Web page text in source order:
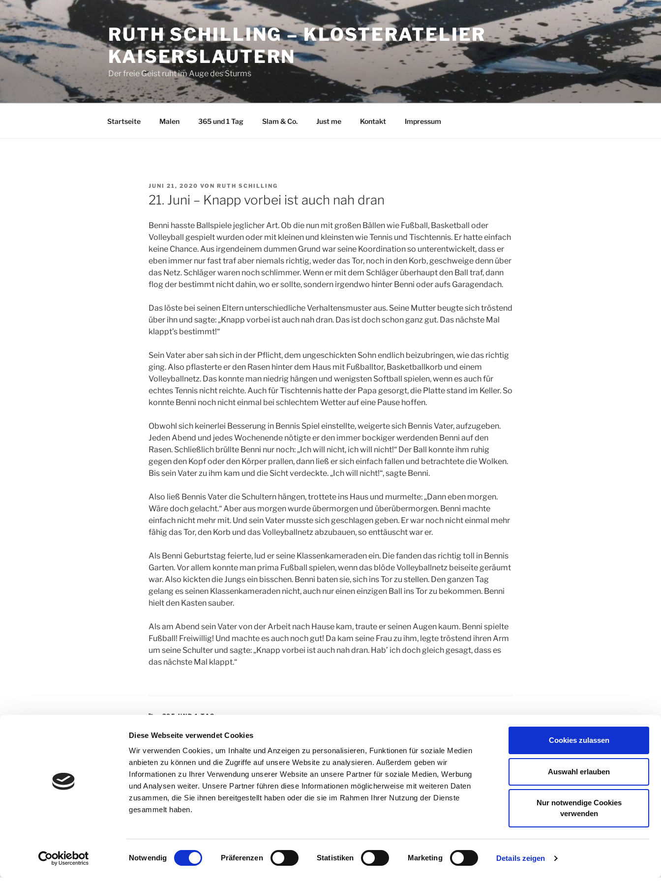
Diese Webseite verwendet Cookies
Wir verwenden Cookies, um Inhalte und Anzeigen zu personalisieren, Funktionen für soziale Medien
anbieten zu können und die Zugriffe auf unsere Website zu analysieren. Außerdem geben wir
Informationen zu Ihrer Verwendung unserer Website an unsere Partner für soziale Medien, Werbung
und Analysen weiter. Unsere Partner führen diese Informationen möglicherweise mit weiteren Daten
zusammen, die Sie ihnen bereitgestellt haben oder die sie im Rahmen Ihrer Nutzung der Dienste
gesammelt haben.
Einwilligungsauswahl
Notwendig Präferenzen Statistiken Marketing Details zeigen
Cookies zulassen
Auswahl erlauben
Nur notwendige Cookies
verwenden
Zum
Inhalt
springen
RUTH SCHILLING – KLOSTERATELIER
KAISERSLAUTERN
Der freie Geist ruht im Auge des Sturms
Startseite Malen 365 und 1 Tag Slam & Co. Just me Kontakt Impressum
VERÖFFENTLICHT
AM
JUNI 21, 2020 VON RUTH SCHILLING
21. Juni – Knapp vorbei ist auch nah dran
Benni hasste Ballspiele jeglicher Art. Ob die nun mit großen Bällen wie Fußball, Basketball oder
Volleyball gespielt wurden oder mit kleinen und kleinsten wie Tennis und Tischtennis. Er hatte einfach
keine Chance. Aus irgendeinem dummen Grund war seine Koordination so unterentwickelt, dass er
eben immer nur fast traf aber niemals richtig, weder das Tor, noch in den Korb, geschweige denn über
das Netz. Schläger waren noch schlimmer. Wenn er mit dem Schläger überhaupt den Ball traf, dann
flog der bestimmt nicht dahin, wo er sollte, sondern irgendwo hinter Benni oder aufs Garagendach.
Das löste bei seinen Eltern unterschiedliche Verhaltensmuster aus. Seine Mutter beugte sich tröstend
über ihn und sagte: „Knapp vorbei ist auch nah dran. Das ist doch schon ganz gut. Das nächste Mal
klappt’s bestimmt!“
Sein Vater aber sah sich in der Pflicht, dem ungeschickten Sohn endlich beizubringen, wie das richtig
ging. Also pflasterte er den Rasen hinter dem Haus mit Fußballtor, Basketballkorb und einem
Volleyballnetz. Das konnte man niedrig hängen und wenigsten Softball spielen, wenn es auch für
echtes Tennis nicht reichte. Auch für Tischtennis hatte der Papa gesorgt, die Platte stand im Keller. So
konnte Benni noch nicht einmal bei schlechtem Wetter auf eine Pause hoffen.
Obwohl sich keinerlei Besserung in Bennis Spiel einstellte, weigerte sich Bennis Vater, aufzugeben.
Jeden Abend und jedes Wochenende nötigte er den immer bockiger werdenden Benni auf den
Rasen. Schließlich brüllte Benni nur noch: „Ich will nicht, ich will nicht!“ Der Ball konnte ihm ruhig
gegen den Kopf oder den Körper prallen, dann ließ er sich einfach fallen und betrachtete die Wolken.
Bis sein Vater zu ihm kam und die Sicht verdeckte. „Ich will nicht!“, sagte Benni.
Also ließ Bennis Vater die Schultern hängen, trottete ins Haus und murmelte: „Dann eben morgen.
Wäre doch gelacht.“ Aber aus morgen wurde übermorgen und überübermorgen. Benni machte
einfach nicht mehr mit. Und sein Vater musste sich geschlagen geben. Er war noch nicht einmal mehr
fähig das Tor, den Korb und das Volleyballnetz abzubauen, so enttäuscht war er.
Als Benni Geburtstag feierte, lud er seine Klassenkameraden ein. Die fanden das richtig toll in Bennis
Garten. Vor allem konnte man prima Fußball spielen, wenn das blöde Volleyballnetz beiseite geräumt
war. Also kickten die Jungs ein bisschen. Benni baten sie, sich ins Tor zu stellen. Den ganzen Tag
gelang es seinen Klassenkameraden nicht, auch nur einen einzigen Ball ins Tor zu bekommen. Benni
hielt den Kasten sauber.
Als am Abend sein Vater von der Arbeit nach Hause kam, traute er seinen Augen kaum. Benni spielte
Fußball! Freiwillig! Und machte es auch noch gut! Da kam seine Frau zu ihm, legte tröstend ihren Arm
um seine Schulter und sagte: „Knapp vorbei ist auch nah dran. Hab’ ich doch gleich gesagt, dass es
das nächste Mal klappt.“
KATEGORIEN
365 UND 1 TAG
KNAPP VORBEI
IST AUCH NAH DRAN,KURZGESCHICHTE
Beitragsnavigation
Vorheriger
Beitrag
20. Juni – Einmal Karma und zurück
Beitrag
WEITER